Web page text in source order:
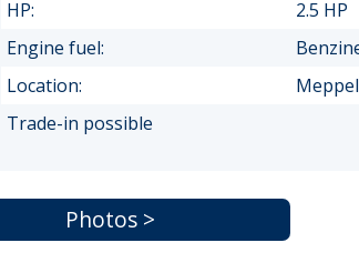
HP:
2.5 HP
Engine fuel:
Location:
Trade-in possible
Photos >